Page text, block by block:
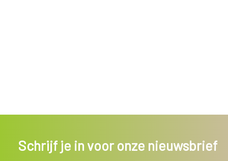
Schrijf je in voor onze nieuwsbrief